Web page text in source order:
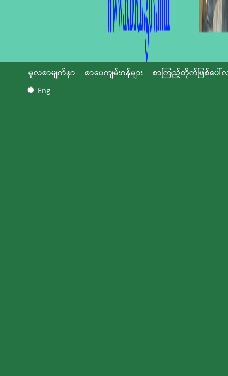
မူလစာမျက်နှာ စာပေကျမ်းဂန်များ
စာကြည့်တိုက်ဖြစ်ပေါ်
Eng